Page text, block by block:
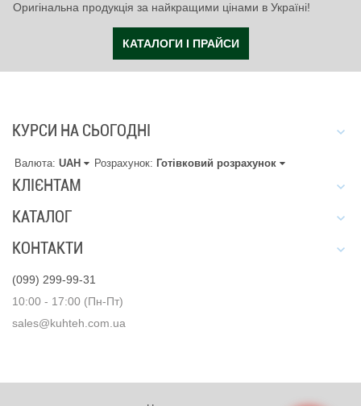
Оригінальна продукція за найкращими цінами в Україні!
КАТАЛОГИ І ПРАЙСИ
КУРСИ НА СЬОГОДНІ
Валюта: UAH Розрахунок: Готівковий розрахунок
КЛІЄНТАМ
КАТАЛОГ
КОНТАКТИ
(099) 299-99-31
10:00 - 17:00 (Пн-Пт)
sales@kuhteh.com.ua